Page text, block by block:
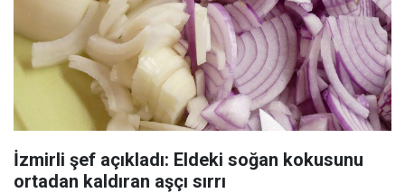
İzmirli şef açıkladı: Eldeki soğan kokusunu
ortadan kaldıran aşçı sırrı